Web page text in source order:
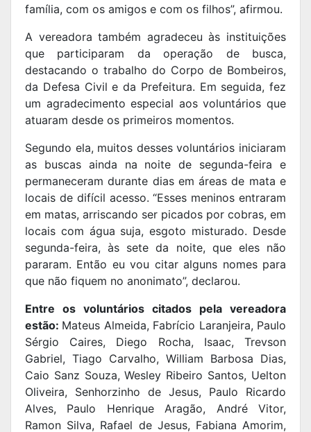
família, com os amigos e com os filhos”, afirmou.
A vereadora também agradeceu às instituições
que participaram da operação de busca,
destacando o trabalho do Corpo de Bombeiros,
da Defesa Civil e da Prefeitura. Em seguida, fez
um agradecimento especial aos voluntários que
atuaram desde os primeiros momentos.
Segundo ela, muitos desses voluntários iniciaram
as buscas ainda na noite de segunda-feira e
permaneceram durante dias em áreas de mata e
locais de difícil acesso. “Esses meninos entraram
em matas, arriscando ser picados por cobras, em
locais com água suja, esgoto misturado. Desde
segunda-feira, às sete da noite, que eles não
pararam. Então eu vou citar alguns nomes para
que não fiquem no anonimato”, declarou.
Entre os voluntários citados pela vereadora
estão: Mateus Almeida, Fabrício Laranjeira, Paulo
Sérgio Caires, Diego Rocha, Isaac, Trevson
Gabriel, Tiago Carvalho, William Barbosa Dias,
Caio Sanz Souza, Wesley Ribeiro Santos, Uelton
Oliveira, Senhorzinho de Jesus, Paulo Ricardo
Alves, Paulo Henrique Aragão, André Vitor,
Ramon Silva, Rafael de Jesus, Fabiana Amorim,